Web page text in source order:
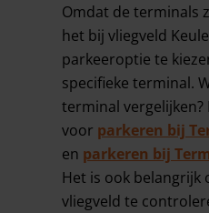
Omdat de terminals
het bij vliegveld
parkeeroptie te
specifieke terminal.
terminal vergelijken?
voor parkeren bij
en parkeren bij
Het is ook belangrijk
vliegveld te